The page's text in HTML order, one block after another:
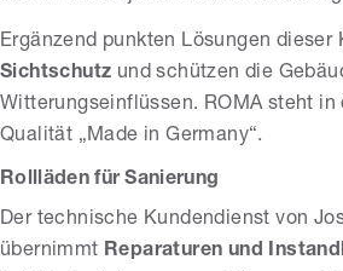
Ergänzend punkten Lösungen dieser
Sichtschutz und schützen die
Witterungseinflüssen. ROMA steht
Qualität „Made in Germany“.
Rollläden für Sanierung
Der technische Kundendienst von
übernimmt Reparaturen und